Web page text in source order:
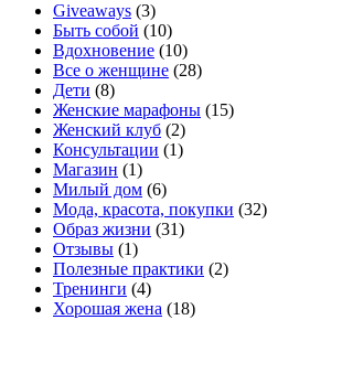
Giveaways (3)
Быть собой (10)
Вдохновение (10)
Все о женщине (28)
Дети (8)
Женские марафоны (15)
Женский клуб (2)
Консультации (1)
Магазин (1)
Милый дом (6)
Мода, красота, покупки (32)
Образ жизни (31)
Отзывы (1)
Полезные практики (2)
Тренинги (4)
Хорошая жена (18)